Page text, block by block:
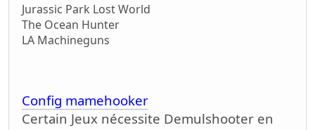
Jurassic Park Lost World
The Ocean Hunter
LA Machineguns
Config mamehooker
Certain Jeux nécessite Demulshooter en